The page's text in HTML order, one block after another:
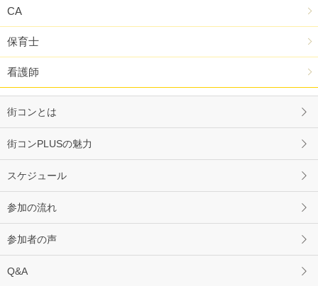
CA
保育士
看護師
街コンとは
街コンPLUSの魅力
スケジュール
参加の流れ
参加者の声
Q&A